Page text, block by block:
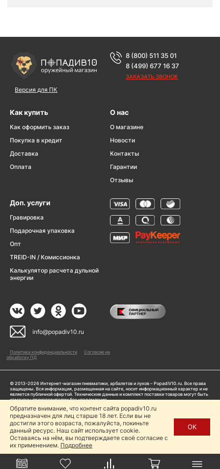
Версия для ПК
8 (800) 511 35 01
8 (499) 677 16 37
ЗАКАЗАТЬ ЗВОНОК
Как купить
Как оформить заказ
Покупка в кредит
Доставка
Оплата
О нас
О магазине
Новости
Контакты
Гарантии
Отзывы
Доп. услуги
Гравировка
Подарочная упаковка
Опт
TREID-IN / Комиссионка
Калькулятор расчета дульной
энергии
info@popadiv10.ru
Политика конфиденциальности
Согласие на
обработку ПД
© 2013-2026 Интернет-магазин пневматики, арбалетов и луков – PopadiV10.ru. Все права
защищены. Вся информация, размещенная на сайте, носит информационный характер и не
является публичной офертой. Технические данные и комплект поставки товаров могут быть
изменены производителем без уведомления
Пользуясь сайтом Popadiv10.ru, пользователь автоматически соглашается с условиями,
прописанными в
Политике конфиденциальности
Копирование любой информации (тексты, фото, видео и др.) с сайта Popadiv10 запрещено,
за исключением наличия письменного согласия администрации сайта Popadiv10.
Обратите внимание, что контент сайта popadiv10.ru
предназначен для лиц старше 18 лет. Если вы не
достигли этого возраста, пожалуйста, покиньте
данный ресурс. Наш сайт использует cookie.
Оставаясь на нём, вы подтверждаете своё согласие с
их применением. Подробнее
ОК